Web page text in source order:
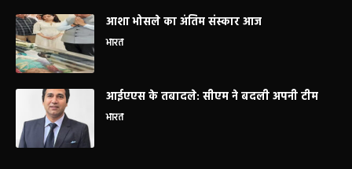
आशा भोसले का अंतिम संस्कार आज
भारत
आईएएस के तबादले: सीएम ने बदली अपनी टीम
भारत